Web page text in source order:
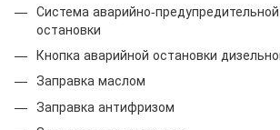
Система аварийно-
остановки
Кнопка аварийной остановки
Заправка маслом
Заправка антифризом